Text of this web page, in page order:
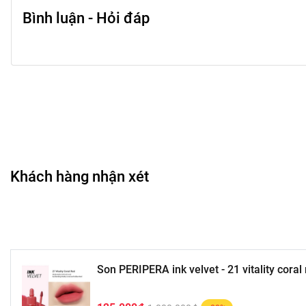
Bình luận - Hỏi đáp
Khách hàng nhận xét
Son PERIPERA ink velvet - 21 vitality coral